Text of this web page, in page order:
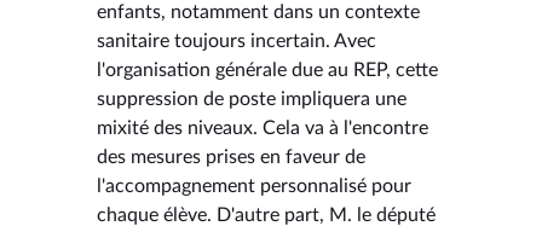
enfants, notamment dans un contexte
sanitaire toujours incertain. Avec
l'organisation générale due au REP, cette
suppression de poste impliquera une
mixité des niveaux. Cela va à l'encontre
des mesures prises en faveur de
l'accompagnement personnalisé pour
chaque élève. D'autre part, M. le député